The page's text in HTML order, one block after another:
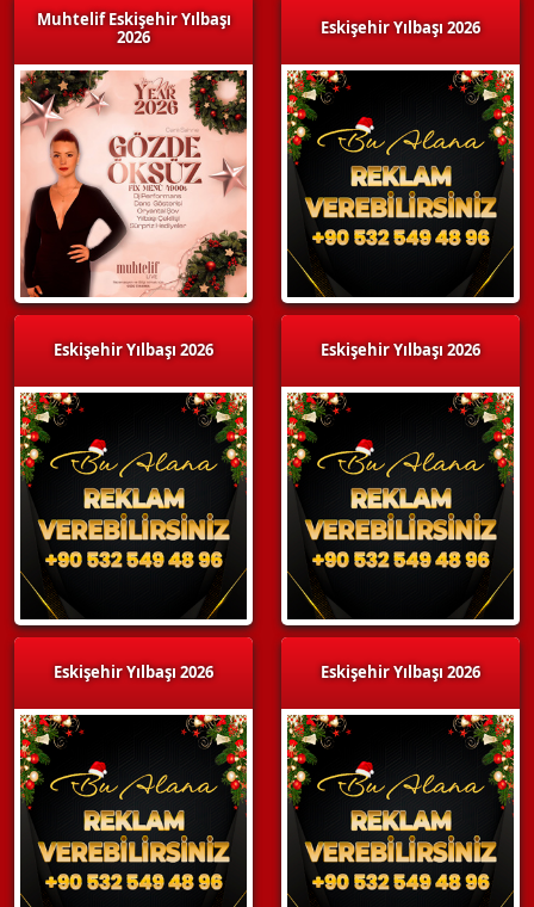
Muhtelif Eskişehir Yılbaşı
2026
Eskişehir Yılbaşı 2026
Eskişehir Yılbaşı 2026
Eskişehir Yılbaşı 2026
Eskişehir Yılbaşı 2026
Eskişehir Yılbaşı 2026